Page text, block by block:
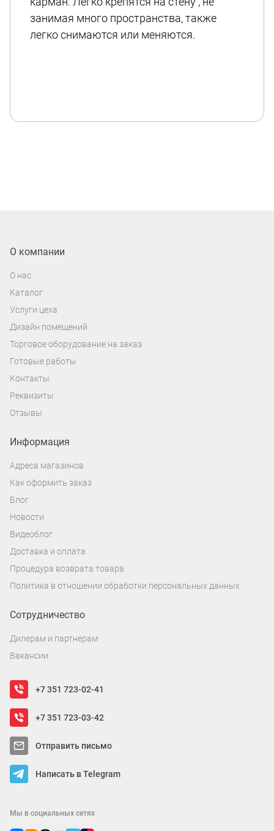
занимая много пространства, также
легко снимаются или меняются.
О компании
О нас
Каталог
Услуги цеха
Дизайн помещений
Торговое оборудование на заказ
Готовые работы
Контакты
Реквизиты
Отзывы
Информация
Адреса магазинов
Как оформить заказ
Блог
Новости
Видеоблог
Доставка и оплата
Процедура возврата товара
Политика в отношении обработки персональных данных
Сотрудничество
Дилерам и партнерам
Вакансии
+7 351 723-02-41
+7 351 723-03-42
Отправить письмо
Написать в Telegram
Мы в социальных сетях